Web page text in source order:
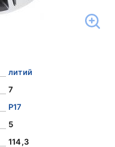
литий
7
Р17
5
114,3